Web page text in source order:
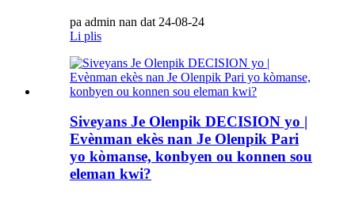
pa admin nan dat 24-08-24
Li plis
Siveyans Je Olenpik DECISION yo |
Evènman ekès nan Je Olenpik Pari
yo kòmanse, konbyen ou konnen sou
eleman kwi?